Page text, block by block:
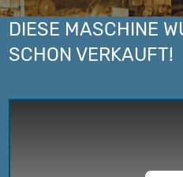
DIESE MASCHINE
SCHON VERKAUFT!